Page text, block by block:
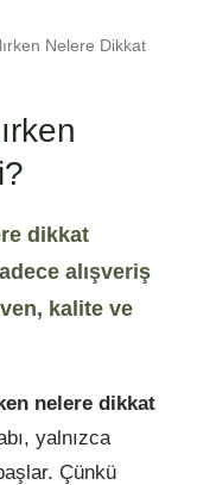
Nelere Dikkat
dikkat
alışveriş
kalite ve
nelere dikkat
yalnızca
Çünkü